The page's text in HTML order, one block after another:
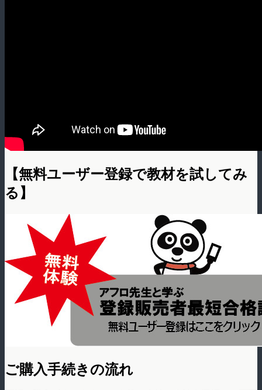
【無料ユーザー登録で教材を試してみ
る】
ご購入手続きの流れ